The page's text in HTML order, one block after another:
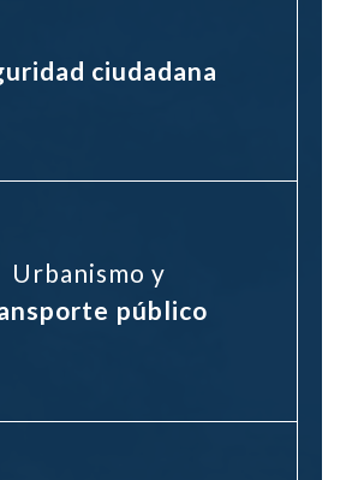
ciudadana
Urbanismo y
público